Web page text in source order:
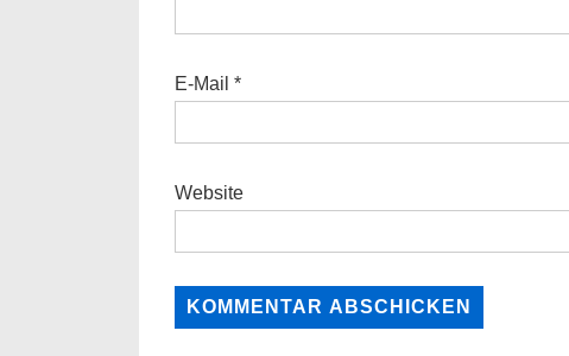
E-Mail *
Website